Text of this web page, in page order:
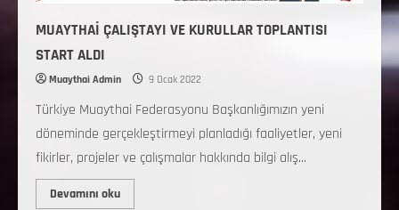
MUAYTHAİ ÇALIŞTAYI VE KURULLAR TOPLANTISI
START ALDI
Muaythai Admin 9 Ocak 2022
Türkiye Muaythai Federasyonu Başkanlığımızın yeni
döneminde gerçekleştirmeyi planladığı faaliyetler, yeni
fikirler, projeler ve çalışmalar hakkında bilgi alış...
Devamını oku